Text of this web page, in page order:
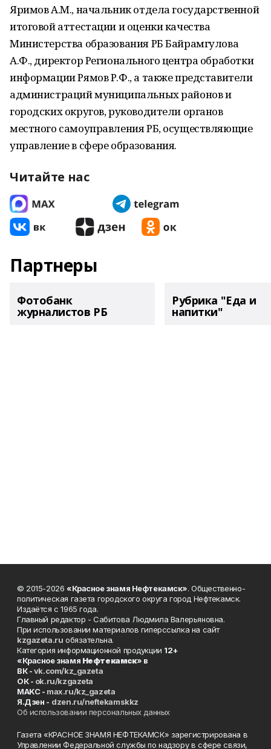
Яримов А.М., начальник отдела государственной
итоговой аттестации и оценки качества
Министерства образования РБ Байрамгулова
А.Ф., директор Регионального центра обработки
информации Рямов Р.Ф., а также представители
администраций муниципальных районов и
городских округов, руководители органов
местного самоуправления РБ, осуществляющие
управление в сфере образования.
Читайте нас
Партнеры
Фотобанк
журналистов РБ
Рубрика "Еда и
напитки"
© 2015-2026 «Красное знамя Нефтекамск». Общественно-
политическая газета городского округа город Нефтекамск.
Издаётся с 1965 года.
Главный редактор - Сабитова Людмила Валерьяновна.
При использовании материалов гиперссылка на сайт
kzgazeta.ru обязательна.
Категория информационной продукции 12+
«Красное знамя Нефтекамск» в
ВК -vk.com/kz_gazeta
ОК - ok.ru/kzgazeta
MAKC - max.ru/kz_gazeta
Я.Дзен - dzen.ru/neftekamskkz
Об использовании персональных данных
Газета «КРАСНОЕ ЗНАМЯ НЕФТЕКАМСК» зарегистрирована в
Управлении Федеральной службы по надзору в сфере связи,